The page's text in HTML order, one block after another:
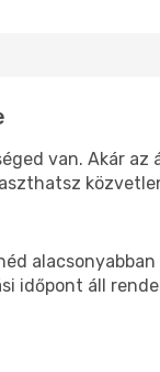
van. Akár
időpont áll